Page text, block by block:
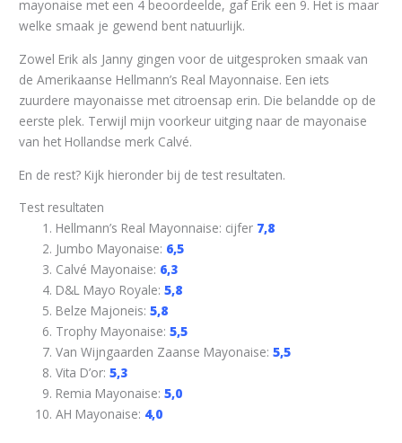
mayonaise met een 4 beoordeelde, gaf Erik een 9. Het is maar
welke smaak je gewend bent natuurlijk.
Zowel Erik als Janny gingen voor de uitgesproken smaak van
de Amerikaanse Hellmann’s Real Mayonnaise. Een iets
zuurdere mayonaisse met citroensap erin. Die belandde op de
eerste plek. Terwijl mijn voorkeur uitging naar de mayonaise
van het Hollandse merk Calvé.
En de rest? Kijk hieronder bij de test resultaten.
Test resultaten
Hellmann’s Real Mayonnaise: cijfer 7,8
Jumbo Mayonaise: 6,5
Calvé Mayonaise: 6,3
D&L Mayo Royale:5,8
Belze Majoneis:5,8
Trophy Mayonaise:5,5
Van Wijngaarden Zaanse Mayonaise:5,5
Vita D’or:5,3
Remia Mayonaise:5,0
AH Mayonaise: 4,0